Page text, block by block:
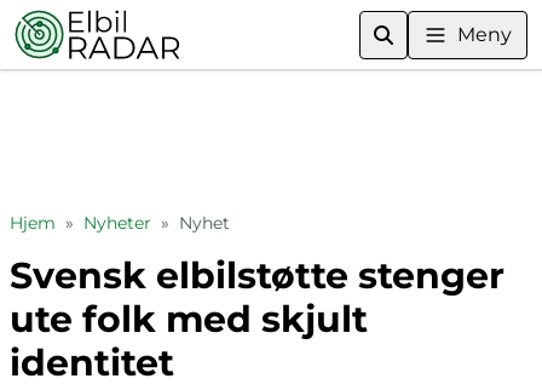
Meny
Hjem » Nyheter » Nyhet
Svensk elbilstøtte stenger
ute folk med skjult
identitet